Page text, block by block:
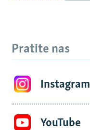
Pratite nas
Instagram
YouTube